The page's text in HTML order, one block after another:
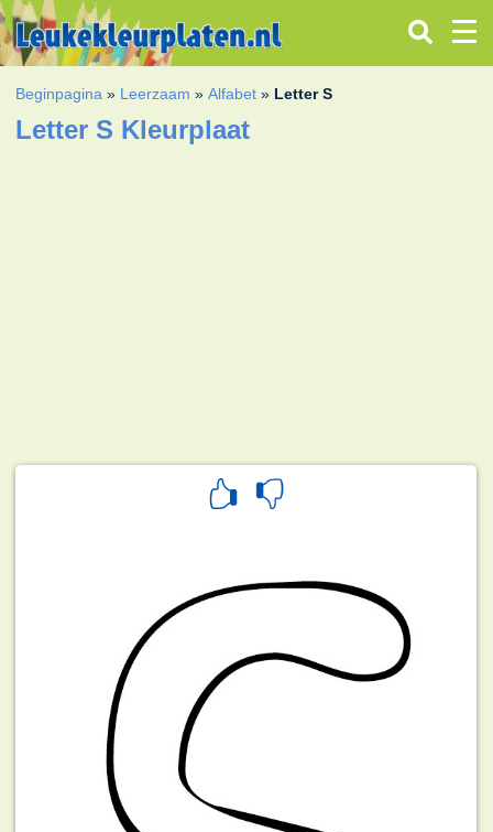
Beginpagina » Leerzaam »Alfabet » Letter S
Letter S Kleurplaat